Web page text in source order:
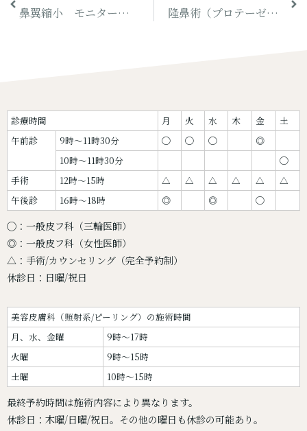
鼻翼縮小 モニター（その2） 隆鼻術（プロテーゼ）モニター（その3）
診療時間 月 火 水 木 金
土
午前診
9時〜11時30分 ◯ ◯ ◯
◎
10時〜11時30分
◯
手術
12時〜15時 △ △ △ △ △
△
午後診
16時〜18時 ◎ ◎ ◯
◯：一般皮フ科（三輪医師）
◎：一般皮フ科（女性医師）
△：手術/カウンセリング（完全予約制）
休診日：日曜/祝日
美容皮膚科（照射系/ピーリング）の施術時間
月、水、金曜
9時～17時
火曜
9時～15時
土曜
10時～15時
最終予約時間は施術内容により異なります。
休診日：木曜/日曜/祝日。その他の曜日も休診の可能あり。